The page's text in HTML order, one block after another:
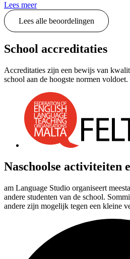
Lees meer
Lees alle beoordelingen
School accreditaties
Accreditaties zijn een bewijs van
school aan de hoogste normen voldoet.
Naschoolse activiteiten
am Language Studio organiseert
andere studenten van de school.
andere zijn mogelijk tegen een kleine